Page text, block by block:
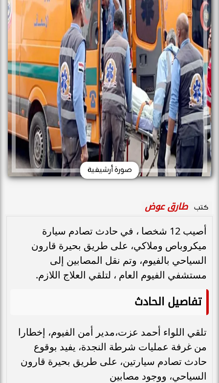
صورة أرشيفية
كتب طارق عوض
أصيب 12 شخصا ، في حادث تصادم سيارة
ميكروباص وملاكي، على طريق بحيرة قارون
السياحي بالفيوم، وتم نقل المصابين إلى
مستشفي الفيوم العام ، لتلقي العلاج اللازم.
تفاصيل الحادث
تلقي اللواء أحمد عزت،مدير أمن الفيوم، إخطارا
من غرفة عمليات شرطة النجدة، يفيد بوقوع
حادث تصادم سيارتين، على طريق بحيرة قارون
السياحي، ووجود مصابين